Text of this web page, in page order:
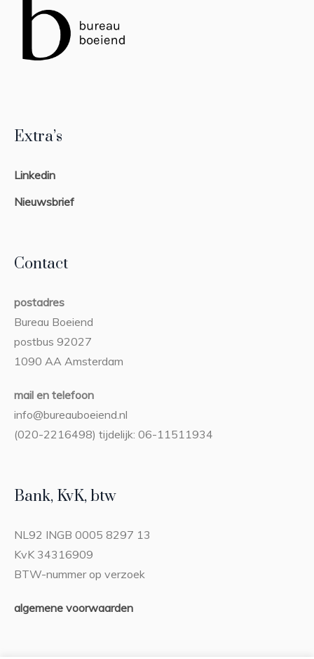
Extra’s
Linkedin
Nieuwsbrief
Contact
postadres
Bureau Boeiend
postbus 92027
1090 AA Amsterdam
mail en telefoon
info@bureauboeiend.nl
(020-2216498) tijdelijk: 06-11511934
Bank, KvK, btw
NL92 INGB 0005 8297 13
KvK 34316909
BTW-nummer op verzoek
algemene voorwaarden